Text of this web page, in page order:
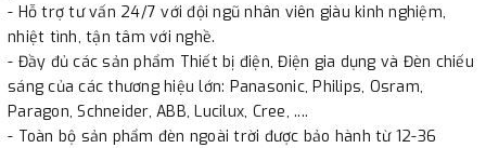
- Hỗ trợ tư vấn 24/7 với đội ngũ nhân viên giàu kinh nghiệm,
nhiệt tình, tận tâm với nghề.
- Đầy đủ các sản phẩm Thiết bị điện, Điện gia dụng và Đèn chiếu
sáng của các thương hiệu lớn: Panasonic, Philips, Osram,
Paragon, Schneider, ABB, Lucilux, Cree, ....
- Toàn bộ sản phẩm đèn ngoài trời được bảo hành từ 12-36